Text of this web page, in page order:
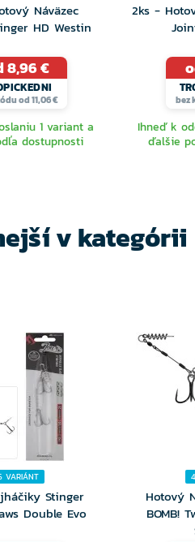
Náväzec
HD Westin
8,96 €
od 11,06 €
1 variant a
dostupnosti
2ks -
bez
Ihneď k
ďalšie
v kategórii
VARIÁNT
Stinger
Double Evo
Hotový
BOMB!